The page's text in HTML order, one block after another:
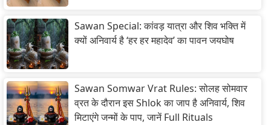
Sawan Special: कांवड़ यात्रा और शिव भक्ति में
क्यों अनिवार्य है ‘हर हर महादेव’ का पावन जयघोष
Sawan Somwar Vrat Rules: सोलह सोमवार
व्रत के दौरान इस Shlok का जाप है अनिवार्य, शिव
मिटाएंगे जन्मों के पाप, जानें Full Rituals